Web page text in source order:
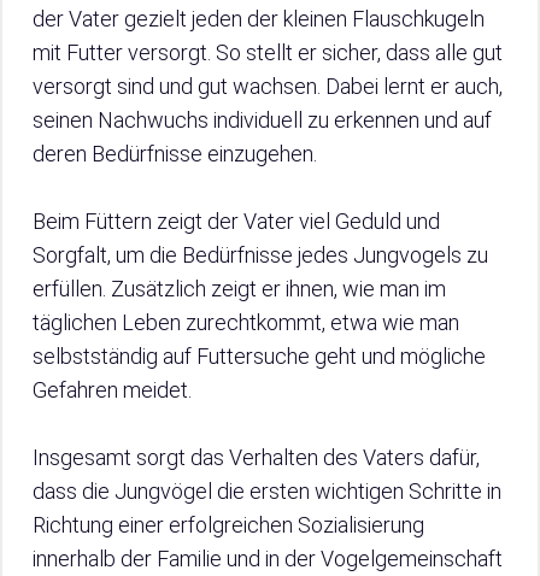
der Vater gezielt jeden der kleinen Flauschkugeln
mit Futter versorgt. So stellt er sicher, dass alle gut
versorgt sind und gut wachsen. Dabei lernt er auch,
seinen Nachwuchs individuell zu erkennen und auf
deren Bedürfnisse einzugehen.
Beim Füttern zeigt der Vater viel Geduld und
Sorgfalt, um die Bedürfnisse jedes Jungvogels zu
erfüllen. Zusätzlich zeigt er ihnen, wie man im
täglichen Leben zurechtkommt, etwa wie man
selbstständig auf Futtersuche geht und mögliche
Gefahren meidet.
Insgesamt sorgt das Verhalten des Vaters dafür,
dass die Jungvögel die ersten wichtigen Schritte in
Richtung einer erfolgreichen Sozialisierung
innerhalb der Familie und in der Vogelgemeinschaft